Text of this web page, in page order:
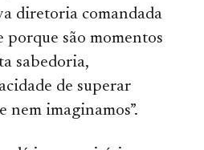
diretoria comandada
porque são momentos
sabedoria,
de superar
nem imaginamos”.